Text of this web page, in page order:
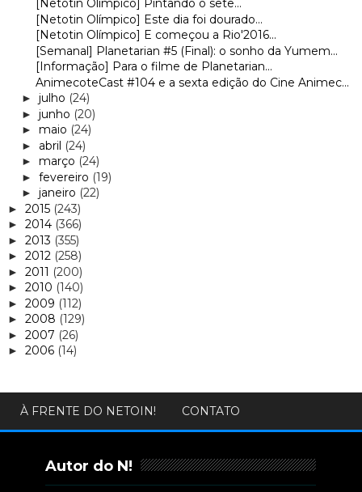
[Netotin Olímpico] Pintando o sete...
[Netotin Olímpico] Este dia foi dourado...
[Netotin Olímpico] E começou a Rio'2016...
[Semanal] Planetarian #5 (Final): o sonho da Yumem...
[Informação] Para o filme de Planetarian...
AnimecoteCast #104 e a sexta edição do Cine Animec...
► julho (24)
► junho (20)
► maio (24)
► abril (24)
► março (24)
► fevereiro (19)
► janeiro (22)
► 2015 (243)
► 2014 (366)
► 2013 (355)
► 2012 (258)
► 2011 (200)
► 2010 (140)
► 2009 (112)
► 2008 (129)
► 2007 (26)
► 2006 (14)
À FRENTE DO NETOIN! CONTATO
Autor do N!